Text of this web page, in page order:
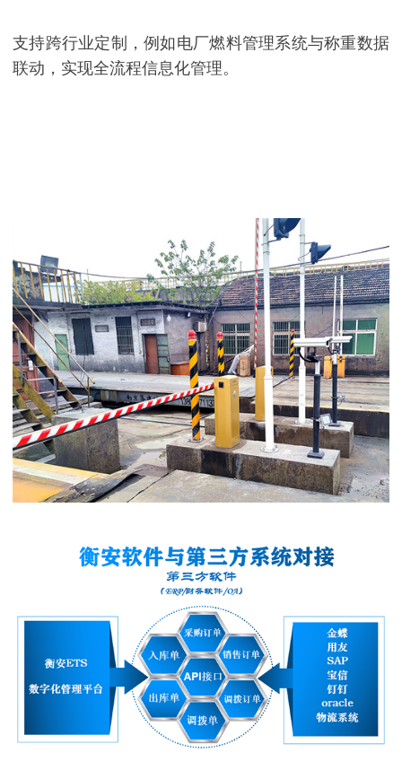
支持跨行业定制，例如电厂燃料管理系统与称重数据
联动，实现全流程信息化管理。